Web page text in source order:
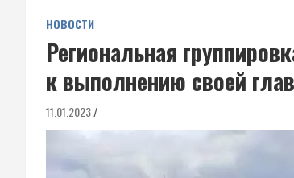
НОВОСТИ
Региональная
к выполнению своей
11.01.2023